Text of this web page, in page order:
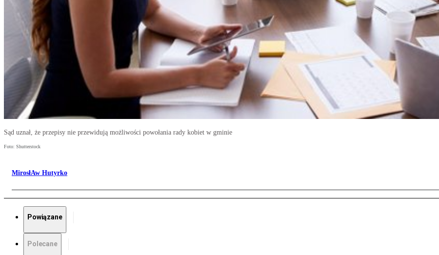
Sąd uznał, że przepisy nie przewidują możliwości powołania rady kobiet w gminie
Foto: Shutterstock
MirosłAw Hutyrko
Powiązane
Polecane